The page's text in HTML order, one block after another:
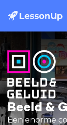
Beeld &
Een enorme